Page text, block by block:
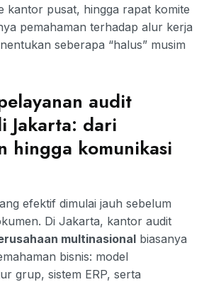
kantor pusat, hingga rapat komite
pemahaman terhadap alur kerja
seberapa “halus” musim
audit
Jakarta: dari
hingga komunikasi
efektif dimulai jauh sebelum
Di Jakarta, kantor audit
multinasional biasanya
bisnis: model
grup, sistem ERP, serta